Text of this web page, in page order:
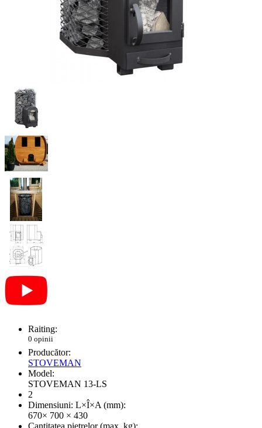
Raiting:
0 opinii
Producător:
STOVEMAN
Model:
STOVEMAN 13-LS
2
Dimensiuni: L×Î×A (mm):
670× 700 × 430